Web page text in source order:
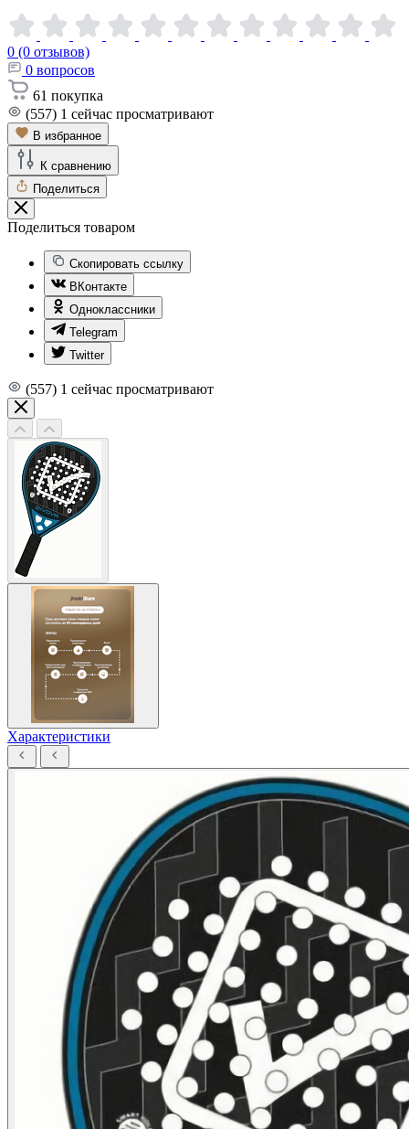
0 (0 отзывов)
0 вопросов
61 покупка
(557) 1 сейчас просматривают
В избранное
К сравнению
Поделиться
Поделиться товаром
Скопировать ссылку
ВКонтакте
Одноклассники
Telegram
Twitter
(557) 1 сейчас просматривают
Характеристики